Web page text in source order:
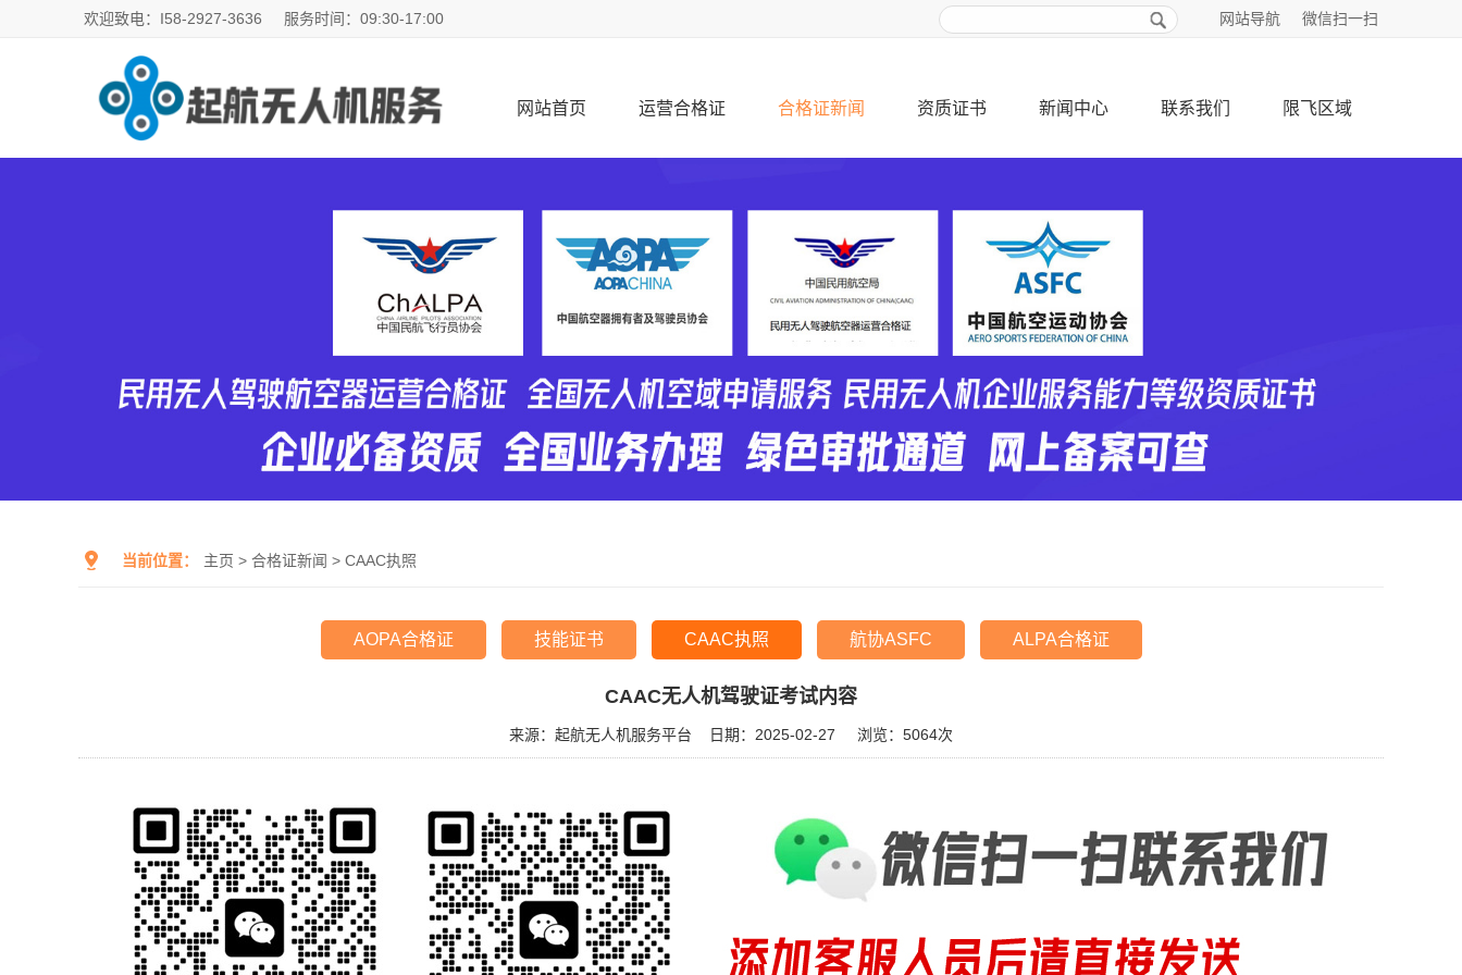
欢迎致电：I58-2927-3636 服务时间：09:30-17:00 微信扫一扫
网站导航
网站首页 运营合格证 合格证新闻 资质证书 新闻中心 联系我们 限飞区域
当前位置： 主页 > 合格证新闻 > CAAC执照
AOPA合格证 技能证书 CAAC执照 航协ASFC ALPA合格证
CAAC无人机驾驶证考试内容
来源：起航无人机服务平台 日期：2025-02-27 浏览： 5064次